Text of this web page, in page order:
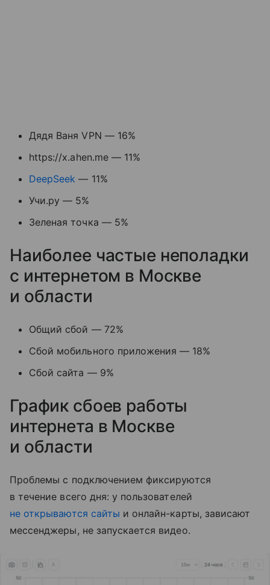
Дядя Ваня VPN — 16%
https://x.ahen.me — 11%
DeepSeek — 11%
Учи.ру — 5%
Зеленая точка — 5%
Наиболее частые неполадки
с интернетом в Москве
и области
Общий сбой — 72%
Сбой мобильного приложения — 18%
Сбой сайта — 9%
График сбоев работы
интернета в Москве
и области
Проблемы с подключением фиксируются
в течение всего дня: у пользователей
не открываются сайты и онлайн-карты, зависают
мессенджеры, не запускается видео.